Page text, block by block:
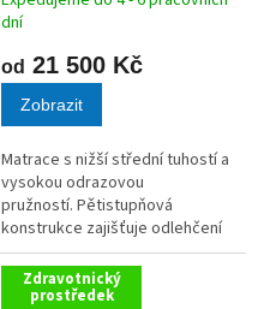
dní
od 21 500 Kč
Zobrazit
Matrace s nižší střední tuhostí a
vysokou odrazovou
pružností. Pětistupňová
konstrukce zajišťuje odlehčení
těla a pohodlí bez ztráty
podpory.
Zdravotnický
prostředek